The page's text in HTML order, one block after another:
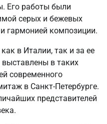
Его работы были
серых и бежевых
гармонией композиции.
в Италии, так и за ее
в таких
современного
в Санкт-Петербурге.
представителей